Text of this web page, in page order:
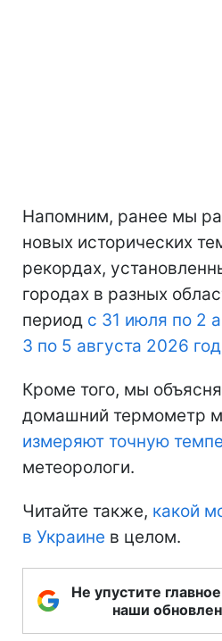
Напомним, ранее мы
новых исторических
рекордах,
городах в разных
период с 31 июля по 2
3 по 5 августа 2026
Кроме того, мы
домашний термометр
измеряют точную
метеорологи.
Читайте также, какой
в Украине в целом.
Не упустите
наши